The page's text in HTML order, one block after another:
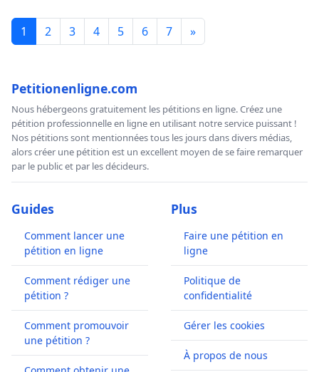
1 2 3 4 5 6 7 »
Petitionenligne.com
Nous hébergeons gratuitement les pétitions en ligne. Créez une
pétition professionnelle en ligne en utilisant notre service puissant !
Nos pétitions sont mentionnées tous les jours dans divers médias,
alors créer une pétition est un excellent moyen de se faire remarquer
par le public et par les décideurs.
Guides
Comment lancer une
pétition en ligne
Comment rédiger une
pétition ?
Comment promouvoir
une pétition ?
Plus
Faire une pétition en
ligne
Politique de
confidentialité
Gérer les cookies
À propos de nous